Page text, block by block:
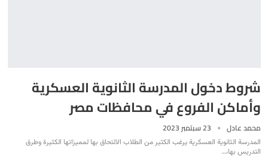
شروط دخول المدرسة الثانوية العسكرية
وأماكن الفروع في محافظات مصر
محمد عادل 23 سبتمبر 2023
المدرسة الثانوية العسكرية يرغب الكثير من الطلاب الالتحاق بها لمميزاتها الكثيرة وطرق
التدريس بها،…